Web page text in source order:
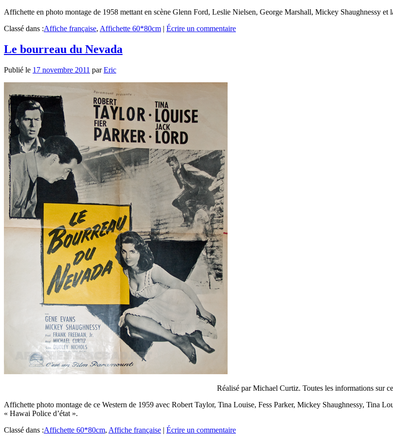
Affichette en photo montage de 1958 mettant en scène Glenn Ford, Leslie Nielsen, George Marshall, Mickey Shaughnessy et
Classé dans :Affiche française, Affichette 60*80cm | Écrire un commentaire
Le bourreau du Nevada
Publié le 17 novembre 2011 parEric
Réalisé par Michael Curtiz. Toutes les informations sur
Affichette photo montage de ce Western de 1959 avec Robert Taylor, Tina Louise, Fess Parker, Mickey Shaughnessy, Tina
« Hawai Police d’état ».
Classé dans :Affichette 60*80cm, Affiche française | Écrire un commentaire